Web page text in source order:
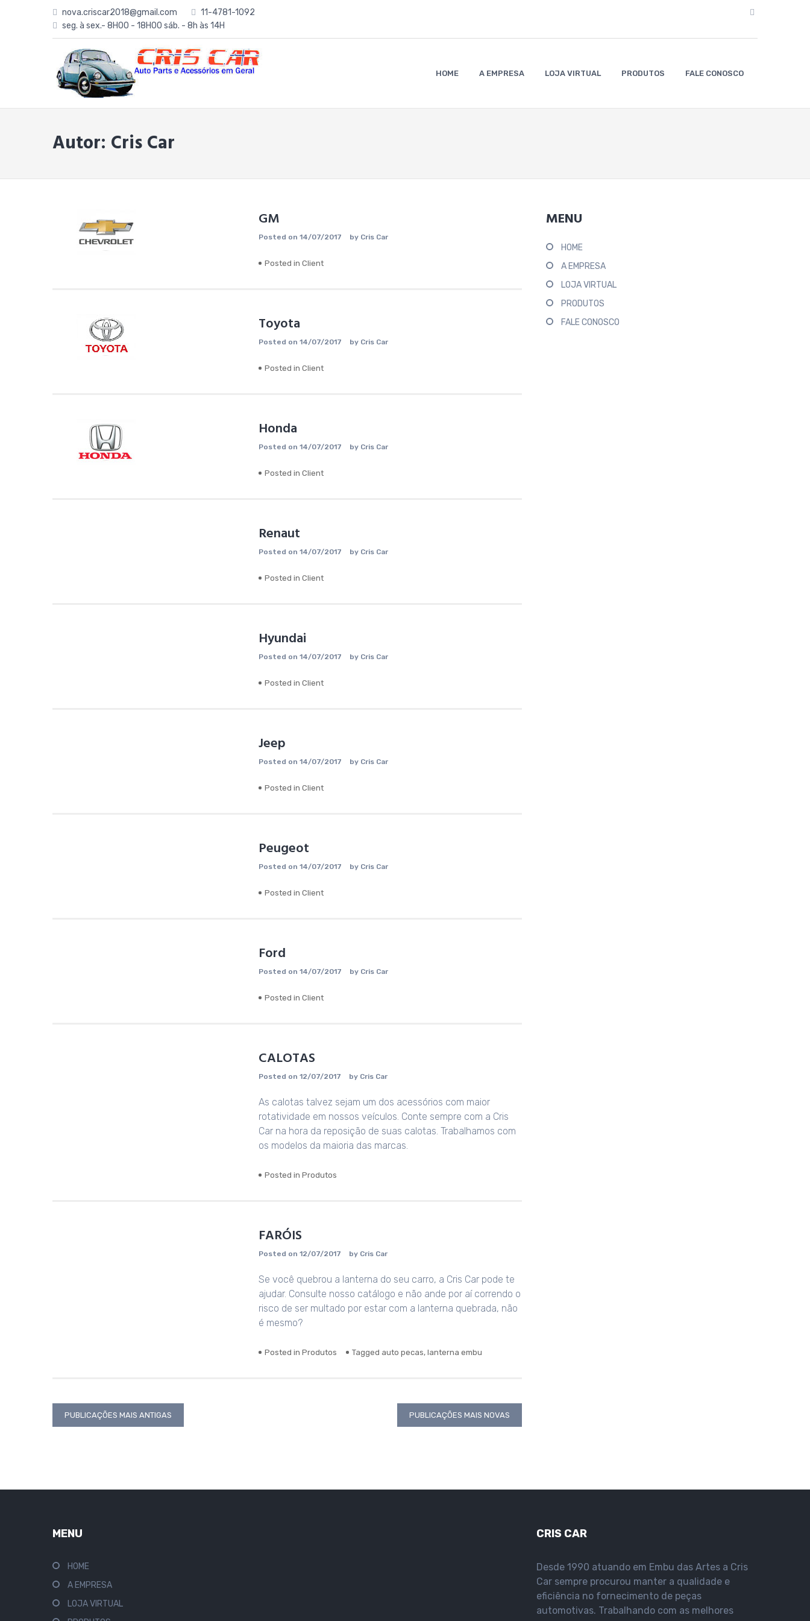
nova.criscar2018@gmail.com
11-4781-1092
seg. à sex.- 8H00 - 18H00 sáb. - 8h às 14H
HOME A EMPRESA LOJA VIRTUAL PRODUTOS FALE CONOSCO
Autor: Cris Car
GM
Posted on 14/07/2017 by Cris Car
Posted in Client
Toyota
Posted on 14/07/2017 by Cris Car
Posted in Client
Honda
Posted on 14/07/2017 by Cris Car
Posted in Client
Renaut
Posted on 14/07/2017 by Cris Car
Posted in Client
Hyundai
Posted on 14/07/2017 by Cris Car
Posted in Client
Jeep
Posted on 14/07/2017 by Cris Car
Posted in Client
Peugeot
Posted on 14/07/2017 by Cris Car
Posted in Client
Ford
Posted on 14/07/2017 by Cris Car
Posted in Client
CALOTAS
Posted on 12/07/2017 by Cris Car
As calotas talvez sejam um dos acessórios com maior
rotatividade em nossos veículos. Conte sempre com a Cris
Car na hora da reposição de suas calotas. Trabalhamos com
os modelos da maioria das marcas.
Posted in Produtos
FARÓIS
Posted on 12/07/2017 by Cris Car
Se você quebrou a lanterna do seu carro, a Cris Car pode te
ajudar. Consulte nosso catálogo e não ande por aí correndo o
risco de ser multado por estar com a lanterna quebrada, não
é mesmo?
Posted in Produtos Tagged auto pecas, lanterna embu
Navegação
PUBLICAÇÕES MAIS ANTIGAS PUBLICAÇÕES MAIS NOVAS
MENU
HOME
A EMPRESA
LOJA VIRTUAL
PRODUTOS
FALE CONOSCO
MENU
HOME
A EMPRESA
LOJA VIRTUAL
CRIS CAR
Desde 1990 atuando em Embu das Artes a Cris
Car sempre procurou manter a qualidade e
eficiência no fornecimento de peças
automotivas. Trabalhando com as melhores